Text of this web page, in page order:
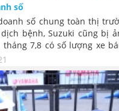
số
số chung toàn thị
bệnh, Suzuki cũng bị
7,8 có số lượng xe
được vỏn vẹn 21 xe suốt
cầu của khách hàng,
xe bằng lệ phí trước
kiện công nghệ cho 2
hạn tháng 9/2021.